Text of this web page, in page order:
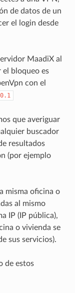
de datos de un
el login desde
MaadiX al
el bloqueo es
con el
que averiguar
buscador
resultados
(por ejemplo
misma oficina o
al mismo
IP (IP pública),
o vivienda se
sus servicios).
de estos